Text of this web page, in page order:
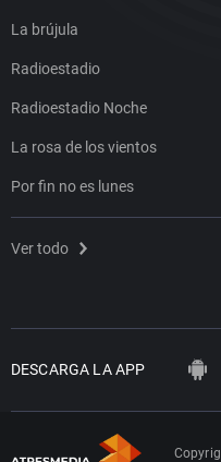
La brújula
Radioestadio
Radioestadio Noche
La rosa de los vientos
Por fin no es lunes
Ver todo
DESCARGA LA APP